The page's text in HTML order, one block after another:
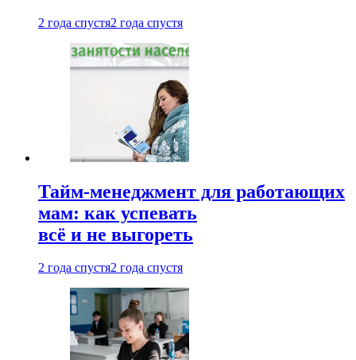
2 года спустя2 года спустя
Тайм-менеджмент для работающих
мам: как успевать
всё и не выгореть
2 года спустя2 года спустя